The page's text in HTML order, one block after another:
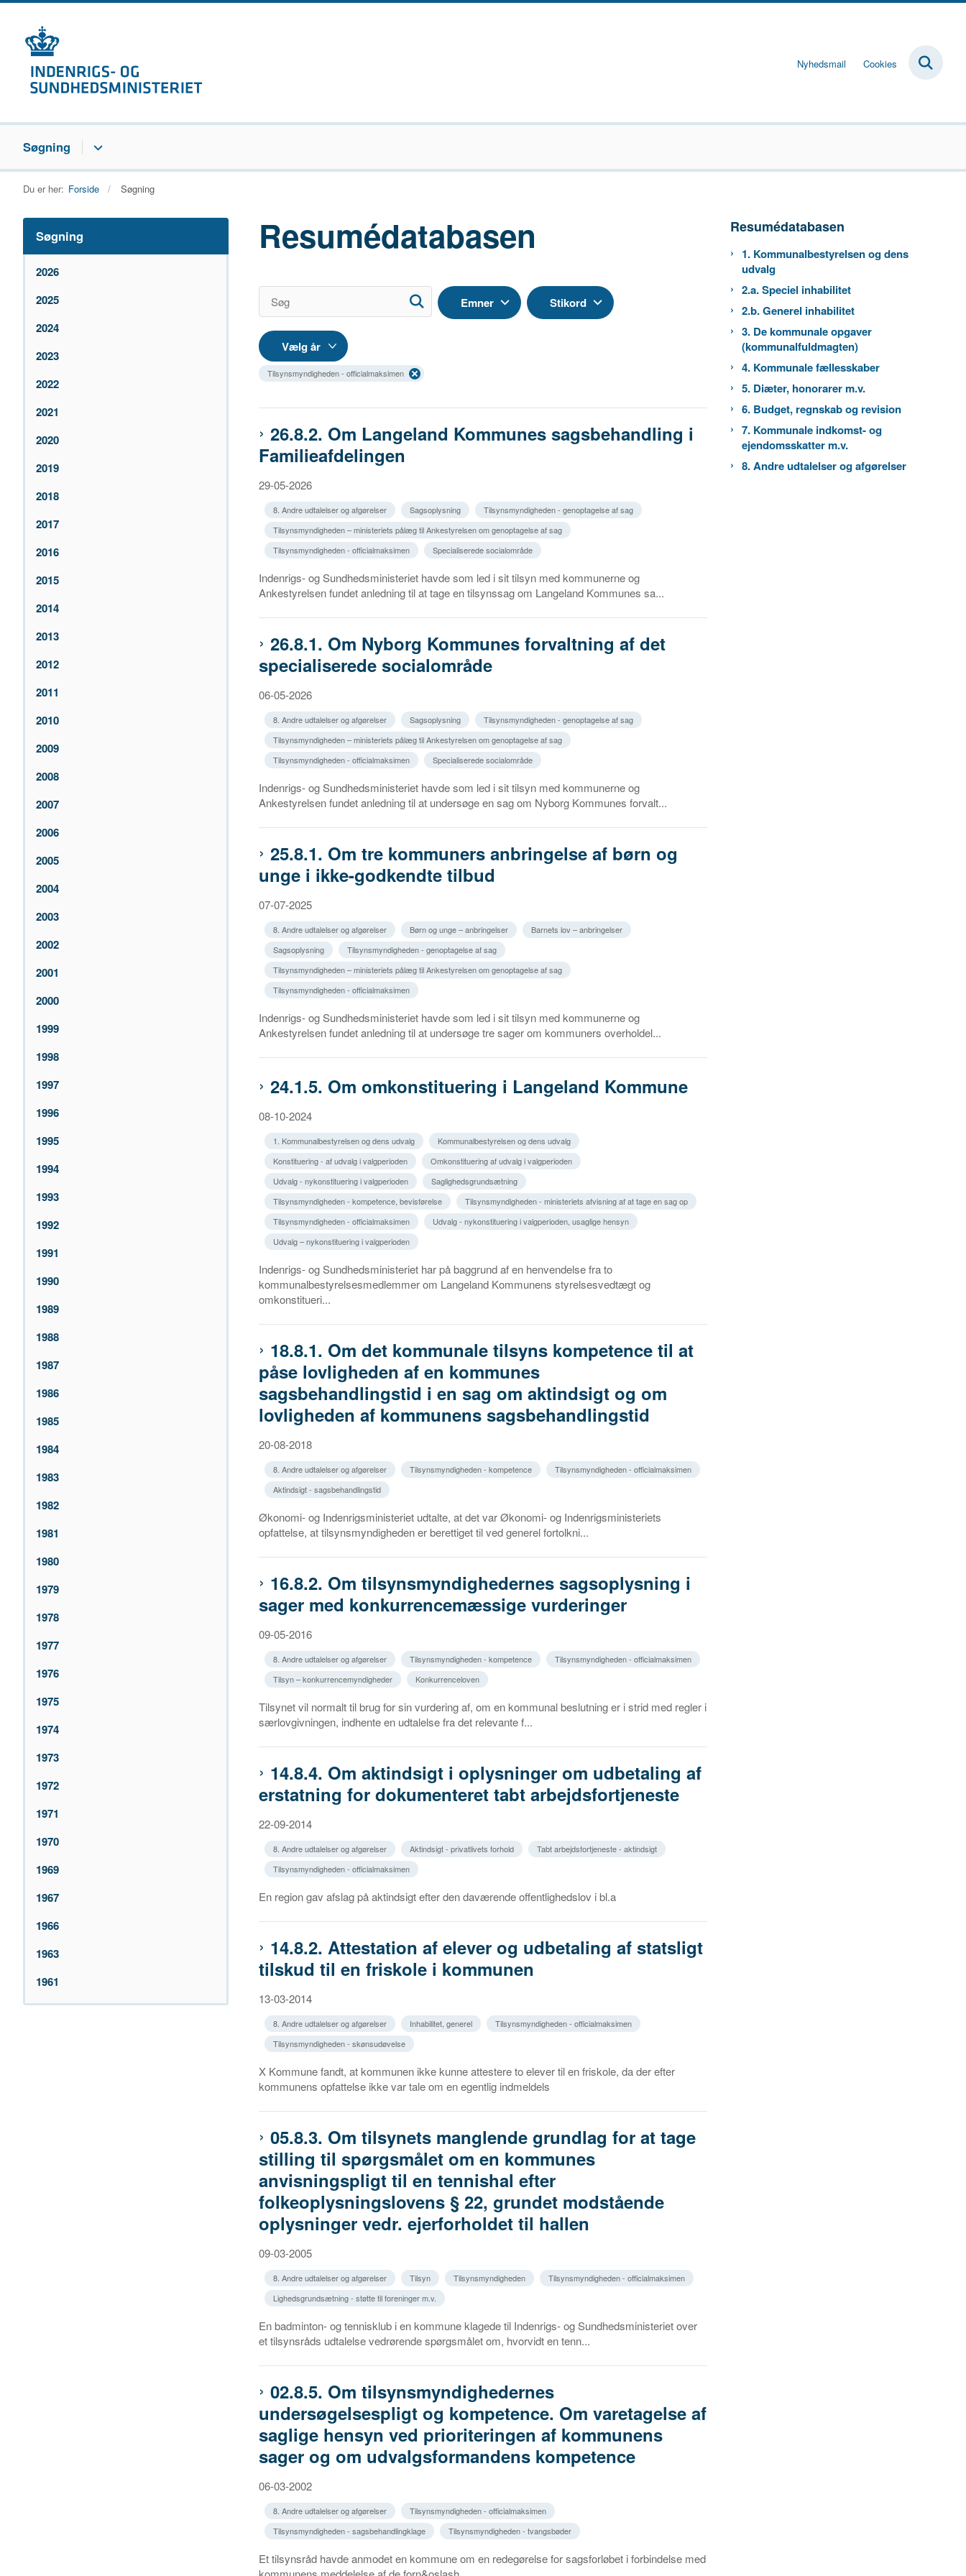
Nyhedsmail Cookies
Søgning
Du er her: Forside Søgning
Søgning
2026
2025
2024
2023
2022
2021
2020
2019
2018
2017
2016
2015
2014
2013
2012
2011
2010
2009
2008
2007
2006
2005
2004
2003
2002
2001
2000
1999
1998
1997
1996
1995
1994
1993
1992
1991
1990
1989
1988
1987
1986
1985
1984
1983
1982
1981
1980
1979
1978
1977
1976
1975
1974
1973
1972
1971
1970
1969
1967
1966
1963
1961
Resumédatabasen
Emner Stikord
Tilsynsmyndigheden - officialmaksimen
26.8.2. Om Langeland Kommunes sagsbehandling i
Familieafdelingen
29-05-2026
8. Andre udtalelser og afgørelser Sagsoplysning
Tilsynsmyndigheden - genoptagelse af sag
Tilsynsmyndigheden – ministeriets pålæg til Ankestyrelsen om genoptagelse af sag
Tilsynsmyndigheden - officialmaksimen
Specialiserede socialområde
Indenrigs- og Sundhedsministeriet havde som led i sit tilsyn med kommunerne og
Ankestyrelsen fundet anledning til at tage en tilsynssag om Langeland Kommunes sa...
26.8.1. Om Nyborg Kommunes forvaltning af det
specialiserede socialområde
06-05-2026
8. Andre udtalelser og afgørelser Sagsoplysning
Tilsynsmyndigheden - genoptagelse af sag
Tilsynsmyndigheden – ministeriets pålæg til Ankestyrelsen om genoptagelse af sag
Tilsynsmyndigheden - officialmaksimen
Specialiserede socialområde
Indenrigs- og Sundhedsministeriet havde som led i sit tilsyn med kommunerne og
Ankestyrelsen fundet anledning til at undersøge en sag om Nyborg Kommunes forvalt...
25.8.1. Om tre kommuners anbringelse af børn og
unge i ikke-godkendte tilbud
07-07-2025
8. Andre udtalelser og afgørelser Børn og unge – anbringelser
Barnets lov – anbringelser
Sagsoplysning
Tilsynsmyndigheden - genoptagelse af sag
Tilsynsmyndigheden – ministeriets pålæg til Ankestyrelsen om genoptagelse af sag
Tilsynsmyndigheden - officialmaksimen
Indenrigs- og Sundhedsministeriet havde som led i sit tilsyn med kommunerne og
Ankestyrelsen fundet anledning til at undersøge tre sager om kommuners overholdel...
24.1.5. Om omkonstituering i Langeland Kommune
08-10-2024
1. Kommunalbestyrelsen og dens udvalg
Kommunalbestyrelsen og dens udvalg
Konstituering - af udvalg i valgperioden
Omkonstituering af udvalg i valgperioden
Udvalg - nykonstituering i valgperioden
Saglighedsgrundsætning
Tilsynsmyndigheden - kompetence, bevisførelse
Tilsynsmyndigheden - ministeriets afvisning af at tage en sag op
Tilsynsmyndigheden - officialmaksimen
Udvalg - nykonstituering i valgperioden, usaglige hensyn
Udvalg – nykonstituering i valgperioden
Indenrigs- og Sundhedsministeriet har på baggrund af en henvendelse fra to
kommunalbestyrelsesmedlemmer om Langeland Kommunens styrelsesvedtægt og
omkonstitueri...
18.8.1. Om det kommunale tilsyns kompetence til at
påse lovligheden af en kommunes
sagsbehandlingstid i en sag om aktindsigt og om
lovligheden af kommunens sagsbehandlingstid
20-08-2018
8. Andre udtalelser og afgørelser Tilsynsmyndigheden - kompetence
Tilsynsmyndigheden - officialmaksimen
Aktindsigt - sagsbehandlingstid
Økonomi- og Indenrigsministeriet udtalte, at det var Økonomi- og Indenrigsministeriets
opfattelse, at tilsynsmyndigheden er berettiget til ved generel fortolkni...
16.8.2. Om tilsynsmyndighedernes sagsoplysning i
sager med konkurrencemæssige vurderinger
09-05-2016
8. Andre udtalelser og afgørelser Tilsynsmyndigheden - kompetence
Tilsynsmyndigheden - officialmaksimen
Tilsyn – konkurrencemyndigheder
Konkurrenceloven
Tilsynet vil normalt til brug for sin vurdering af, om en kommunal beslutning er i strid med regler i
særlovgivningen, indhente en udtalelse fra det relevante f...
14.8.4. Om aktindsigt i oplysninger om udbetaling af
erstatning for dokumenteret tabt arbejdsfortjeneste
22-09-2014
8. Andre udtalelser og afgørelser Aktindsigt - privatlivets forhold
Tabt arbejdsfortjeneste - aktindsigt
Tilsynsmyndigheden - officialmaksimen
En region gav afslag på aktindsigt efter den daværende offentlighedslov i bl.a
14.8.2. Attestation af elever og udbetaling af statsligt
tilskud til en friskole i kommunen
13-03-2014
8. Andre udtalelser og afgørelser Inhabilitet, generel
Tilsynsmyndigheden - officialmaksimen
Tilsynsmyndigheden - skønsudøvelse
X Kommune fandt, at kommunen ikke kunne attestere to elever til en friskole, da der efter
kommunens opfattelse ikke var tale om en egentlig indmeldels
05.8.3. Om tilsynets manglende grundlag for at tage
stilling til spørgsmålet om en kommunes
anvisningspligt til en tennishal efter
folkeoplysningslovens § 22, grundet modstående
oplysninger vedr. ejerforholdet til hallen
09-03-2005
8. Andre udtalelser og afgørelser Tilsyn Tilsynsmyndigheden
Tilsynsmyndigheden - officialmaksimen
Lighedsgrundsætning - støtte til foreninger m.v.
En badminton- og tennisklub i en kommune klagede til Indenrigs- og Sundhedsministeriet over
et tilsynsråds udtalelse vedrørende spørgsmålet om, hvorvidt en tenn...
02.8.5. Om tilsynsmyndighedernes
undersøgelsespligt og kompetence. Om varetagelse af
saglige hensyn ved prioriteringen af kommunens
sager og om udvalgsformandens kompetence
06-03-2002
8. Andre udtalelser og afgørelser
Tilsynsmyndigheden - officialmaksimen
Tilsynsmyndigheden - sagsbehandlingklage
Tilsynsmyndigheden - tvangsbøder
Et tilsynsråd havde anmodet en kommune om en redegørelse for sagsforløbet i forbindelse med
Resumédatabasen
1. Kommunalbestyrelsen og dens
udvalg
2.a. Speciel inhabilitet
2.b. Generel inhabilitet
3. De kommunale opgaver
(kommunalfuldmagten)
4. Kommunale fællesskaber
5. Diæter, honorarer m.v.
6. Budget, regnskab og revision
7. Kommunale indkomst- og
ejendomsskatter m.v.
8. Andre udtalelser og afgørelser